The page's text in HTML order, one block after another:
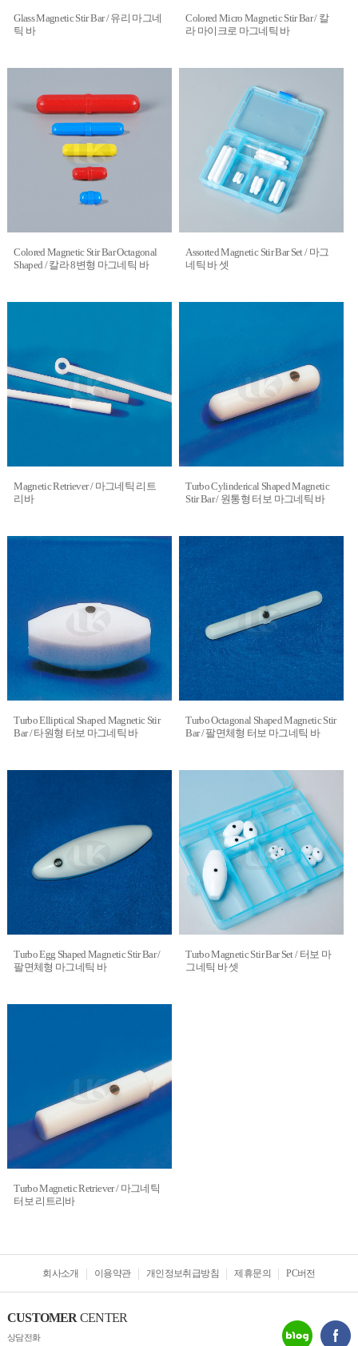
Glass Magnetic Stir Bar / 유리 마그네
틱 바
Colored Micro Magnetic Stir Bar / 칼
라 마이크로 마그네틱 바
Colored Magnetic Stir Bar Octagonal
Shaped / 칼라 8변형 마그네틱 바
Assorted Magnetic Stir Bar Set / 마그
네틱 바 셋
Magnetic Retriever / 마그네틱 리트
리바
Turbo Cylinderical Shaped Magnetic
Stir Bar / 원통형 터보 마그네틱 바
Turbo Elliptical Shaped Magnetic Stir
Bar / 타원형 터보 마그네틱 바
Turbo Octagonal Shaped Magnetic Stir
Bar / 팔면체형 터보 마그네틱 바
Turbo Egg Shaped Magnetic Stir Bar /
팔면체형 마그네틱 바
Turbo Magnetic Stir Bar Set / 터보 마
그네틱 바 셋
Turbo Magnetic Retriever / 마그네틱
터보 리트리바
회사소개 이용약관 개인정보취급방침 제휴문의 PC버전
CUSTOMER CENTER
상담전화